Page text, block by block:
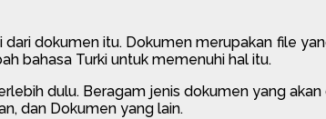
dokumen itu. Dokumen merupakan file
bahasa Turki untuk memenuhi hal itu.
dulu. Beragam jenis dokumen yang
dan Dokumen yang lain.